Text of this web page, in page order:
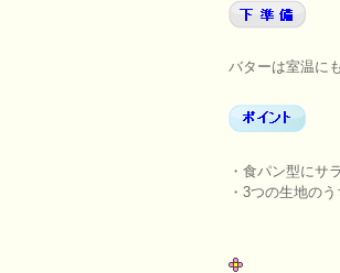
バターは室温に
・食パン型にサ
・3つの生地の